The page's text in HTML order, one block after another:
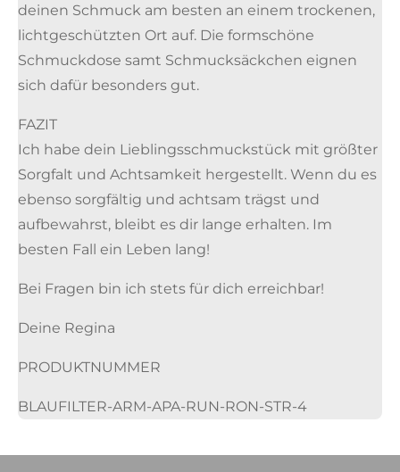
deinen Schmuck am besten an einem trockenen,
lichtgeschützten Ort auf. Die formschöne
Schmuckdose samt Schmucksäckchen eignen
sich dafür besonders gut.
FAZIT
Ich habe dein Lieblingsschmuckstück mit größter
Sorgfalt und Achtsamkeit hergestellt. Wenn du es
ebenso sorgfältig und achtsam trägst und
aufbewahrst, bleibt es dir lange erhalten. Im
besten Fall ein Leben lang!
Bei Fragen bin ich stets für dich erreichbar!
Deine Regina
PRODUKTNUMMER
BLAUFILTER-ARM-APA-RUN-RON-STR-4